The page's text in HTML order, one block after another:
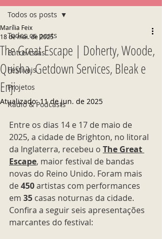
Todos os posts
Entrevistas
Festivais
Projetos
Rádio & Podcasts
Todos os posts
The Great Escape | Doherty, Woode,
Quisha, Getdown Services, Bleak e
Enji
Marília Feix
18 de mai. de 2025
Atualizado:11 de jun. de 2025
Entre os dias 14 e 17 de maio de
2025, a cidade de Brighton, no litoral
da Inglaterra, recebeu o The Great
Escape, maior festival de bandas
novas do Reino Unido. Foram mais
de 450 artistas com performances
em 35 casas noturnas da cidade.
Confira a seguir seis apresentações
marcantes do festival: